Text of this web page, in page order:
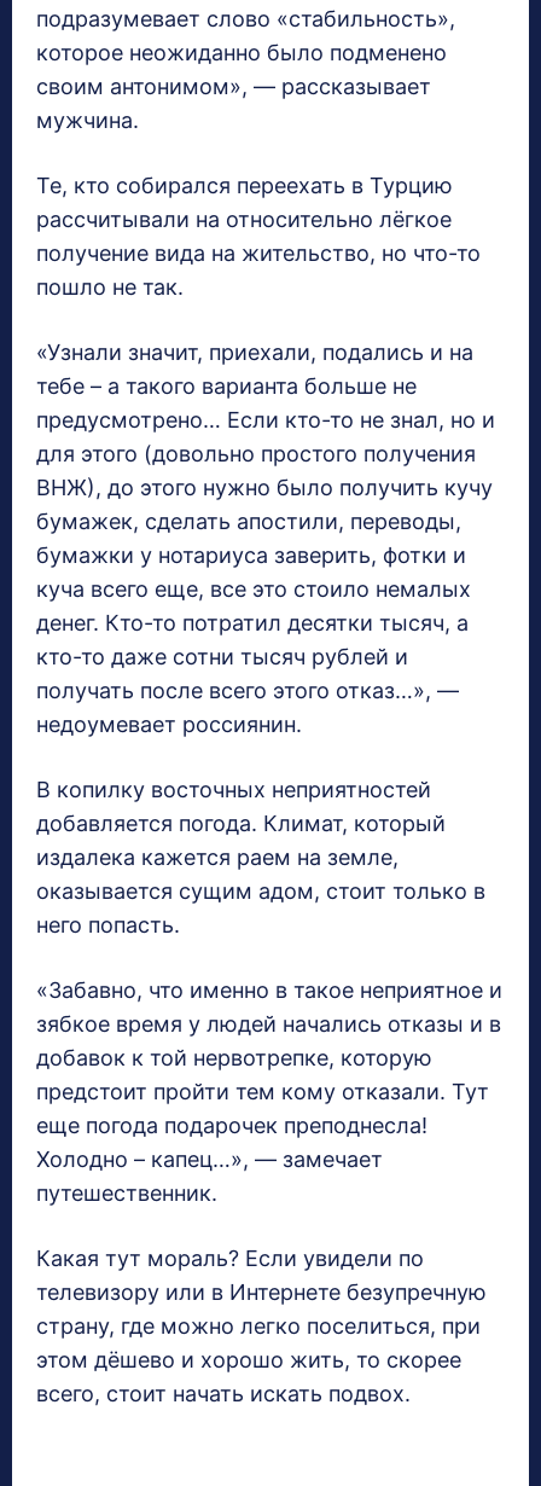
подразумевает слово «стабильность»,
которое неожиданно было подменено
своим антонимом», — рассказывает
мужчина.
Те, кто собирался переехать в Турцию
рассчитывали на относительно лёгкое
получение вида на жительство, но что-то
пошло не так.
«Узнали значит, приехали, подались и на
тебе – а такого варианта больше не
предусмотрено… Если кто-то не знал, но и
для этого (довольно простого получения
ВНЖ), до этого нужно было получить кучу
бумажек, сделать апостили, переводы,
бумажки у нотариуса заверить, фотки и
куча всего еще, все это стоило немалых
денег. Кто-то потратил десятки тысяч, а
кто-то даже сотни тысяч рублей и
получать после всего этого отказ…», —
недоумевает россиянин.
В копилку восточных неприятностей
добавляется погода. Климат, который
издалека кажется раем на земле,
оказывается сущим адом, стоит только в
него попасть.
«Забавно, что именно в такое неприятное и
зябкое время у людей начались отказы и в
добавок к той нервотрепке, которую
предстоит пройти тем кому отказали. Тут
еще погода подарочек преподнесла!
Холодно – капец…», — замечает
путешественник.
Какая тут мораль? Если увидели по
телевизору или в Интернете безупречную
страну, где можно легко поселиться, при
этом дёшево и хорошо жить, то скорее
всего, стоит начать искать подвох.